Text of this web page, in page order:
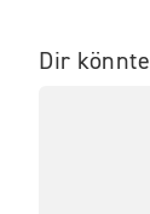
Dir